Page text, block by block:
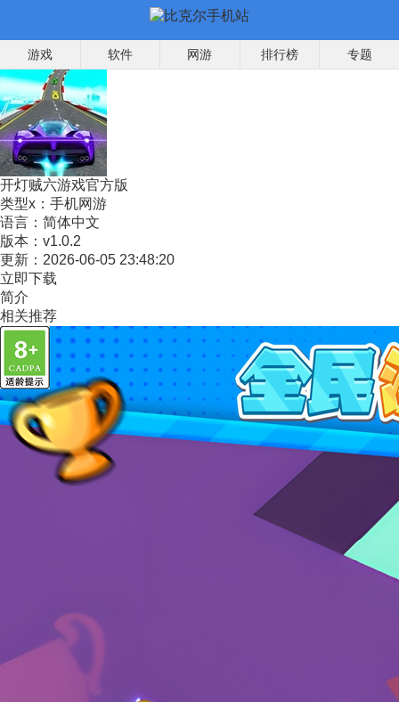
游戏 软件 网游 排行榜 专题
开灯贼六游戏官方版
类型x： 手机网游
语言： 简体中文
版本： v1.0.2
更新： 2026-06-05 23:48:20
立即下载
简介
相关推荐